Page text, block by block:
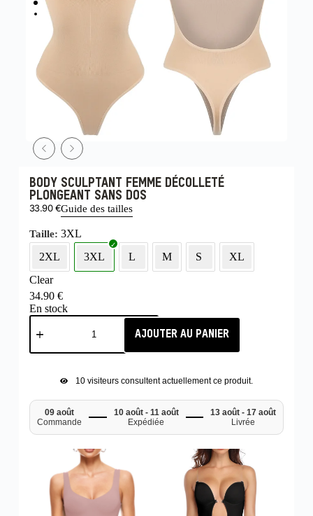
BODY SCULPTANT FEMME DÉCOLLETÉ
PLONGEANT SANS DOS
33.90€Guide des tailles
Taille 3XL
2XL
3XL L M S
XL
Clear
34.90 €
En stock
AJOUTER AU PANIER
10visiteurs consultent actuellement ce produit.
09 août
Commande
10 août - 11 août
Expédiée
13 août - 17 août
Livrée